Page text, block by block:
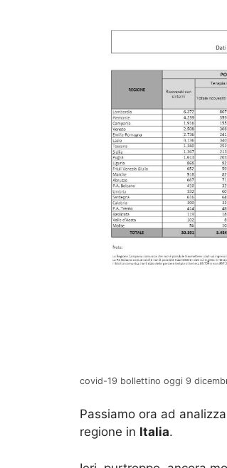
covid-19 bollettino oggi 9
Passiamo ora ad
regione in Italia.